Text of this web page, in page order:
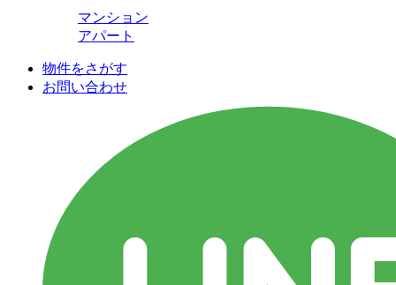
マンション
アパート
物件をさがす
お問い合わせ